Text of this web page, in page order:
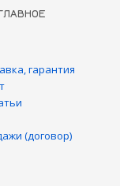
гарантия
(договор)